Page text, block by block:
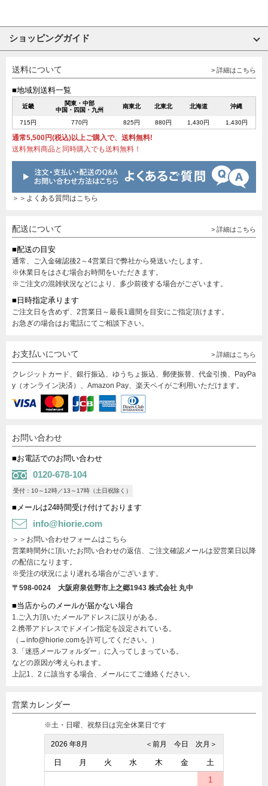
ショッピングガイド
送料について > 詳細はこちら
■地域別送料一覧
近畿
関東・中部
中国・四国・九州
南東北 北東北 北海道 沖縄
715円 770円 825円 880円 1,430円 1,430円
通常5,500円(税込)以上ご購入で、送料無料!
送料無料商品と同時購入でも送料無料！
＞＞よくある質問はこちら
配送について > 詳細はこちら
■配送の目安
通常、ご入金確認後2～4営業日で弊社から発送いたします。
※休業日をはさむ場合お時間をいただきます。
※ご注文の混雑状況などにより、多少前後する場合がございます。
■日時指定承ります
ご注文日を含めず、2営業日～最長1週間を目安にご指定頂けます。
お急ぎの場合はお電話にてご相談下さい。
お支払いについて > 詳細はこちら
クレジットカード、銀行振込、ゆうちょ振込、郵便振替、代金引換、PayPa
y（オンライン決済）、Amazon Pay、楽天ペイがご利用いただけます。
お問い合わせ
■お電話でのお問い合わせ
0120-678-104
受付：10～12時／13～17時（土日祝除く）
■メールは24時間受け付けております
info@hiorie.com
＞＞お問い合わせフォームはこちら
営業時間外に頂いたお問い合わせの返信、ご注文確認メールは翌営業日以降
の配信になります。
※受注の状況により遅れる場合がございます。
〒598-0024 大阪府泉佐野市上之郷1943 株式会社 丸中
■当店からのメールが届かない場合
1.ご入力頂いたメールアドレスに誤りがある。
2.携帯アドレスでドメイン指定を設定されている。
（→info@hiorie.comを許可してください。）
3.「迷惑メールフォルダー」に入ってしまっている。
などの原因が考えられます。
上記1、2 に該当する場合、メールにてご連絡ください。
営業カレンダー
※土・日曜、祝祭日は完全休業日です
2026 年8月 次月＞
今日
＜前月
日 月 火 水 木 金
土
1